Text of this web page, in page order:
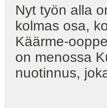
Nyt työn alla
kolmas osa,
Käärme-
on menossa
nuotinnus,